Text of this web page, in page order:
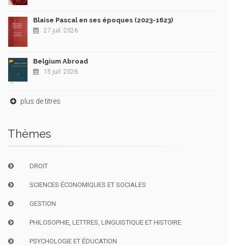
Blaise Pascal en ses époques (2023-1623)
27 juil. 2026
Belgium Abroad
15 juil. 2026
plus de titres
Thèmes
DROIT
SCIENCES ÉCONOMIQUES ET SOCIALES
GESTION
PHILOSOPHIE, LETTRES, LINGUISTIQUE ET HISTOIRE
PSYCHOLOGIE ET ÉDUCATION